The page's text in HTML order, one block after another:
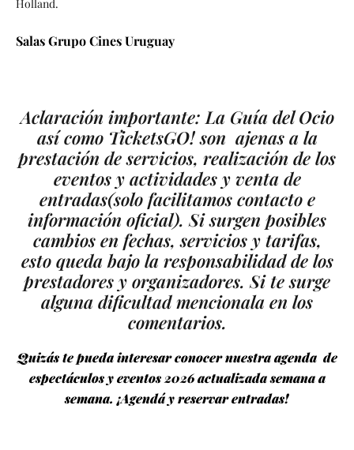
Holland.
Salas Grupo Cines Uruguay
Aclaración importante: La Guía del Ocio
así como TicketsGO! son ajenas a la
prestación de servicios, realización de los
eventos y actividades y venta de
entradas(solo facilitamos contacto e
información oficial). Si surgen posibles
cambios en fechas, servicios y tarifas,
esto queda bajo la responsabilidad de los
prestadores y organizadores. Si te surge
alguna dificultad mencionala en los
comentarios.
Quizás te pueda interesar conocer nuestra agenda de
espectáculos y eventos 2026 actualizada semana a
semana. ¡Agendá y reservar entradas!